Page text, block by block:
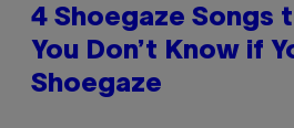
4 Shoegaze Songs
You Don’t Know if
Shoegaze